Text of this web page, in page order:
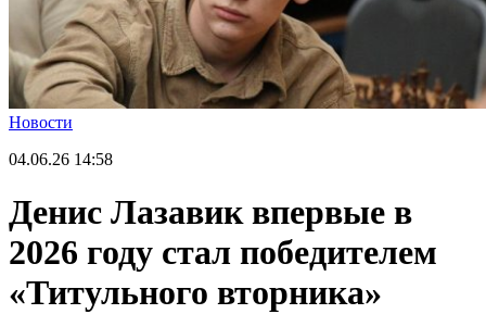
Новости
04.06.26 14:58
Денис Лазавик впервые в
2026 году стал победителем
«Титульного вторника»